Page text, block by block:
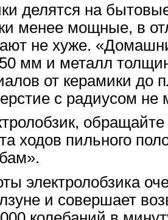
делятся на
менее мощные, в
не хуже.
мм и металл
от керамики до
с радиусом
ходов пильного
электролобзика
и совершает